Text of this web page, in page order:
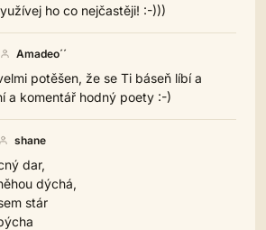
ho co nejčastěji! :-)))
Amadeo´´
potěšen, že se Ti báseň líbí a
a komentář hodný poety :-)
shane
dar,
dýchá,
stár